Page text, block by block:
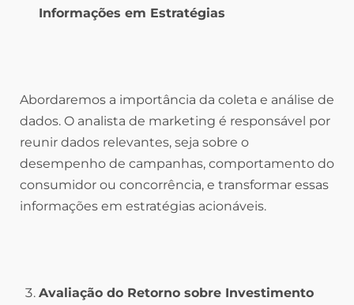
Informações em Estratégias
Abordaremos a importância da coleta e análise de
dados. O analista de marketing é responsável por
reunir dados relevantes, seja sobre o
desempenho de campanhas, comportamento do
consumidor ou concorrência, e transformar essas
informações em estratégias acionáveis.
Avaliação do Retorno sobre Investimento